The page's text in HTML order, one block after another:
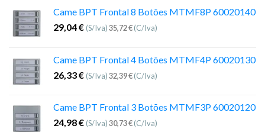
Came BPT Frontal 8 Botões MTMF8P 60020140
29,04€ (S/Iva)35,72€(C/Iva)
Came BPT Frontal 4 Botões MTMF4P 60020130
26,33€ (S/Iva)32,39€(C/Iva)
Came BPT Frontal 3 Botões MTMF3P 60020120
24,98€ (S/Iva)30,73€(C/Iva)